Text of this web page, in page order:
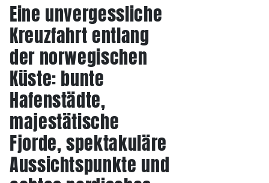
Eine unvergessliche
Kreuzfahrt entlang
der norwegischen
Küste: bunte
Hafenstädte,
majestätische
Fjorde, spektakuläre
Aussichtspunkte und